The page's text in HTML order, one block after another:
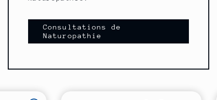
Consultations de
Naturopathie